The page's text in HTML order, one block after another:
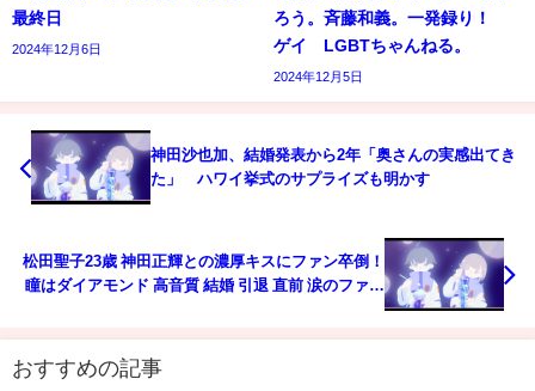
最終日
2024年12月6日
ろう。斉藤和義。一発録り！
ゲイ LGBTちゃんねる。
2024年12月5日
神田沙也加、結婚発表から2年「奥さんの実感出てき
た」 ハワイ挙式のサプライズも明かす
松田聖子23歳 神田正輝との濃厚キスにファン卒倒！
瞳はダイアモンド 高音質 結婚 引退 直前 涙のファイ
おすすめの記事